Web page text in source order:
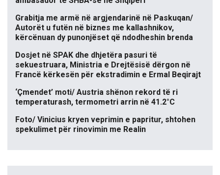
Grabitja me armë në argjendarinë në Paskuqan/
Autorët u futën në biznes me kallashnikov,
kërcënuan dy punonjëset që ndodheshin brenda
Dosjet në SPAK dhe dhjetëra pasuri të
sekuestruara, Ministria e Drejtësisë dërgon në
Francë kërkesën për ekstradimin e Ermal Beqirajt
‘Çmendet’ moti/ Austria shënon rekord të ri
temperaturash, termometri arrin në 41.2°C
Foto/ Vinicius kryen veprimin e papritur, shtohen
spekulimet për rinovimin me Realin